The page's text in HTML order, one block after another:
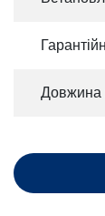
Довжина